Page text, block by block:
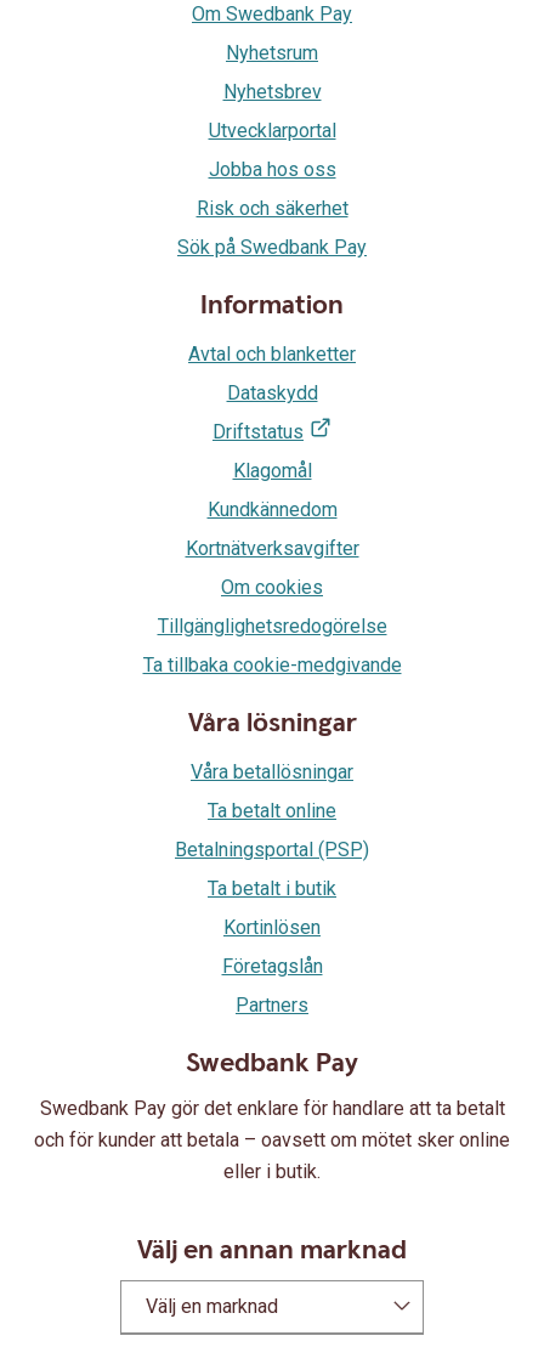
Swedbank Pay
Swedbank Pay gör det enklare för handlare att ta betalt
och för kunder att betala – oavsett om mötet sker online
eller i butik.
Välj en annan marknad
Välj en marknad
Om Swedbank Pay
Nyhetsrum
Nyhetsbrev
Utvecklarportal
Jobba hos oss
Risk och säkerhet
Sök på Swedbank Pay
Information
Avtal och blanketter
Dataskydd
Driftstatus
Klagomål
Kundkännedom
Kortnätverksavgifter
Om cookies
Tillgänglighetsredogörelse
Ta tillbaka cookie-medgivande
Våra lösningar
Våra betallösningar
Ta betalt online
Betalningsportal (PSP)
Ta betalt i butik
Kortinlösen
Företagslån
Partners